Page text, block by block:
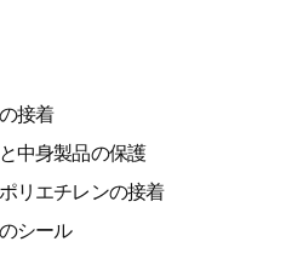
接着
中身製品の保護
リエチレンの接着
シール